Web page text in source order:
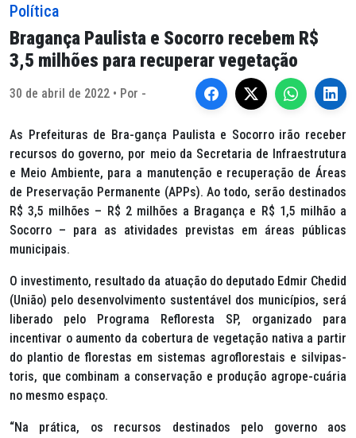
Política
Bragança Paulista e Socorro recebem R$
3,5 milhões para recuperar vegetação
30 de abril de 2022 • Por -
As Prefeituras de Bra-gança Paulista e Socorro irão receber
recursos do governo, por meio da Secretaria de Infraestrutura
e Meio Ambiente, para a manutenção e recuperação de Áreas
de Preservação Permanente (APPs). Ao todo, serão destinados
R$ 3,5 milhões – R$ 2 milhões a Bragança e R$ 1,5 milhão a
Socorro – para as atividades previstas em áreas públicas
municipais.
O investimento, resultado da atuação do deputado Edmir Chedid
(União) pelo desenvolvimento sustentável dos municípios, será
liberado pelo Programa Refloresta SP, organizado para
incentivar o aumento da cobertura de vegetação nativa a partir
do plantio de florestas em sistemas agroflorestais e silvipas-
toris, que combinam a conservação e produção agrope-cuária
no mesmo espaço.
“Na prática, os recursos destinados pelo governo aos